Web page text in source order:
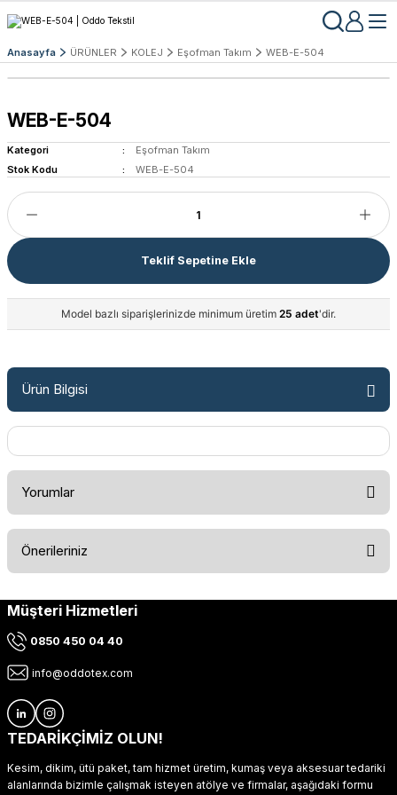
Anasayfa ÜRÜNLER KOLEJ Eşofman Takım WEB-E-504
WEB-E-504
Kategori
Eşofman Takım
Stok Kodu
WEB-E-504
Teklif Sepetine Ekle
Model bazlı siparişlerinizde minimum üretim 25 adet'dir.
Ürün Bilgisi
Yorumlar
Önerileriniz
Bu ürünün fiyat bilgisi, resim, ürün açıklamalarında ve diğer
kullanarak tarafımıza iletebilirsiniz.
Ürün resmi kalitesiz, bozuk veya görüntülenemiyor.
Ürün açıklamasında eksik bilgiler bulunuyor.
Ürün fiyatı diğer sitelerden daha pahalı.
Müşteri Hizmetleri
0850 450 04 40
info@oddotex.com
TEDARİKÇİMİZ OLUN!
Kesim, dikim, ütü paket, tam hizmet üretim, kumaş veya aksesuar tedariki
alanlarında bizimle çalışmak isteyen atölye ve firmalar, aşağıdaki formu